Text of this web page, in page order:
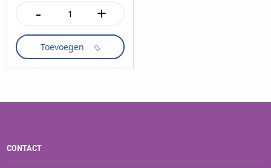
-
Klassieke
aantal
+
Toevoegen
CONTACT